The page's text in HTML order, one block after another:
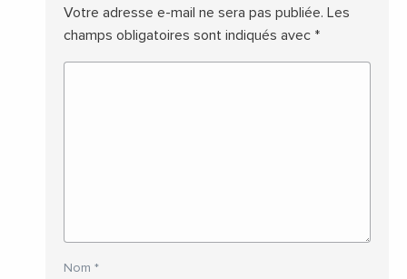
Votre adresse e-mail ne sera pas publiée. Les
champs obligatoires sont indiqués avec *
Nom *